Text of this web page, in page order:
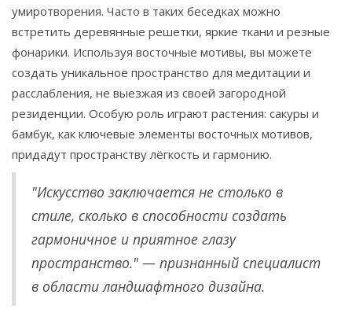
умиротворения. Часто в таких беседках можно
встретить деревянные решетки, яркие ткани и резные
фонарики. Используя восточные мотивы, вы можете
создать уникальное пространство для медитации и
расслабления, не выезжая из своей загородной
резиденции. Особую роль играют растения: сакуры и
бамбук, как ключевые элементы восточных мотивов,
придадут пространству лёгкость и гармонию.
"Искусство заключается не столько в
стиле, сколько в способности создать
гармоничное и приятное глазу
пространство." — признанный специалист
в области ландшафтного дизайна.